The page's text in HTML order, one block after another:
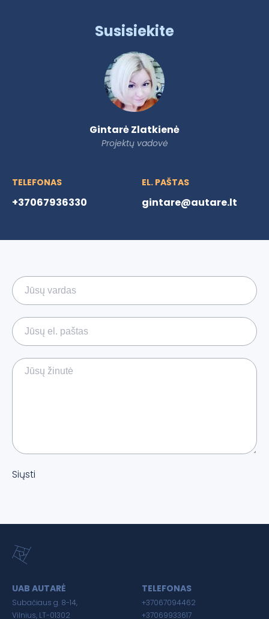
Susisiekite
Gintarė Zlatkienė
Projektų vadovė
TELEFONAS
+37067936330
EL. PAŠTAS
gintare@autare.lt
Siųsti
UAB AUTARĖ
Subačiaus g. 8-14,
Vilnius, LT-01302
TELEFONAS
+37067094462
+37069933617